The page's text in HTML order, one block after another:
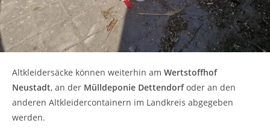
Altkleidersäcke können weiterhin am Wertstoffhof
Neustadt, an der Mülldeponie Dettendorfoder an den
anderen Altkleidercontainern im Landkreis abgegeben
werden.